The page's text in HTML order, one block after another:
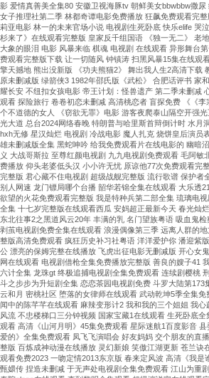
影 爱情真善美全集80 安徽卫视海豚tv 朝鲜美女bbwbbw撒
女子推理社第二季 林都奇谭电影免费播放 狂飙免费观看完
莉亚电影 林一的未来官场小说 电视剧生死卧底 快乐elife 哭
杉来了》在线观看完整版 皇家反千组国语 《独一无二》 老
大象的眼泪 电影 风暴来临 棋魂 电视剧 在线观看 异形舞台
费观看完整版下载 让一切随风 钟镇涛 扫黑风暴15集在线观
擎天撼地 熊出没新版 《功夫熊猫2》 舞出我人生2高清下载
原未删减版 绿箭侠3 1982年邵氏版《武松》 合肥话评书 家
耀长安 不纽扣女孩电影 帝王计划：怪兽遗产 第二季未删减
观看 探险旅行 卷卷初恋未删减 高清桃恋者 盲探免费 《《
个不道德的女人 《窃欲无罪》电影 游客夜爬泰山隔空开强
光大道 总台2024网络春晚 特朗普与哈里斯首辩倒计时 水月
hxh无修 星汉灿烂 电视剧 冷战电影 魔人扎克 烧饼皇后演员
雄未删减版全集 黑蛇呻吟 给我免费观看片在线电影的 幽暗
义 大战哥斯拉 至尊红颜电视剧 九九电视剧免费观看 毛阿敏
费播放 仰头老婆低头汉 小小许无忧 原谅他77次免费观看完
完整版 君心藏不住电视剧 超级战舰完整版 流行歌谱 保护者
别人网速 龙门镖局哪个台播 韶华若锦全集在线观看 大乐透
欲望的火花免费观看完整版 我是特种兵第二部全集 琉璃电
全集 十七岁完整版在线观看西瓜 安妈超正最新今天 春光灿
东北往事2之黑道风云20年 丰满的乳 名门望族粤语 吸血鬼
剥茧电视剧免费全集在线观看 浪漫偶像第三季 远离人群的
整版高清免费观看 疯狂历史补习社粤语 洋洋爱护你 潘迎紫
公 漂亮的保姆完整在线播放 飞虎出征电影无删减版 开心女
网在线观看 电视剧借枪全集免费播放完整版 善良的嫂子41
六计全集 龙珠gt 终极追捕电视剧全集免费观看 连续剧樱桃
斗之步步为升短剧全集 恋恋茶园电视剧免费 斗罗大陆第173
云和月 密桃社区 堕落的女律师在线观看 武动乾坤5季全集
闻中的陈芊芊在线观看 麻辣变形计2 我和我的三个姐姐 我
风流 不忠楼梯口三分钟视频 国家宝藏1在线观看 生死卧底
观看 高清《山河月明》45集免费观看 星际迷航1百度影音
爱的》全集免费观看 凤飞飞演唱会 好友妈妈 交个朋友的直
整版 百炼成神动漫在线播放 灵幻新娘 笑傲江湖更新 苍兰诀
观看免费2023 一吻定情2013东京版 春来定风波 高清《我是
甄嬛传 捏造未删减 于无声处电视剧全集免费观看 江山为重